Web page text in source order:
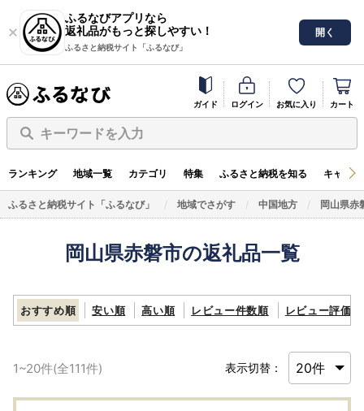
ふるなびアプリなら
返礼品がもっと探しやすい！
ふるさと納税サイト「ふるなび」
開く
ガイド ログイン お気に入り カート
キーワードを入力
ランキング 地域一覧 カテゴリ 特集 ふるさと納税を知る キャン
ふるさと納税サイト「ふるなび」 地域でさがす 中国地方 岡山県赤
岡山県赤磐市の返礼品一覧
おすすめ順 安い順 高い順 レビュー件数順 レビュー評価順
1~20件(全111件) 表示切替：